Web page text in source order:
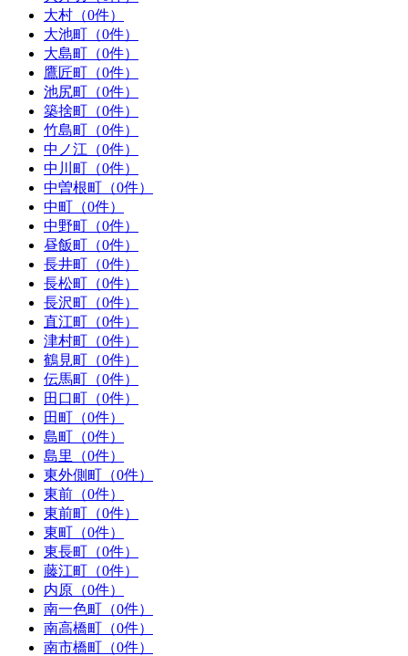
大村（0件）
大池町（0件）
大島町（0件）
鷹匠町（0件）
池尻町（0件）
築捨町（0件）
竹島町（0件）
中ノ江（0件）
中川町（0件）
中曽根町（0件）
中町（0件）
中野町（0件）
昼飯町（0件）
長井町（0件）
長松町（0件）
長沢町（0件）
直江町（0件）
津村町（0件）
鶴見町（0件）
伝馬町（0件）
田口町（0件）
田町（0件）
島町（0件）
島里（0件）
東外側町（0件）
東前（0件）
東前町（0件）
東町（0件）
東長町（0件）
藤江町（0件）
内原（0件）
南一色町（0件）
南高橋町（0件）
南市橋町（0件）